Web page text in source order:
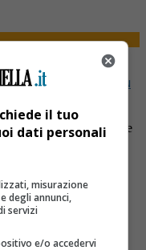
Fonte preferita su
delle gomme
ogni anno, è
della città, di
a bordo le
necessità. La
invernale, in
in cui è più
il tuo
dati personali
misurazione
degli annunci,
servizi
e/o accedervi